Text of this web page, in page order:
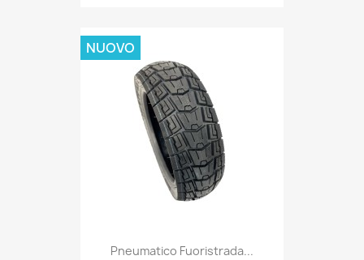
Pneumatico Fuoristrada...
NUOVO